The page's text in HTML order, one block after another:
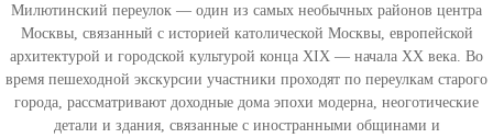
Милютинский переулок — один из самых необычных районов центра
Москвы, связанный с историей католической Москвы, европейской
архитектурой и городской культурой конца XIX — начала XX века. Во
время пешеходной экскурсии участники проходят по переулкам старого
города, рассматривают доходные дома эпохи модерна, неоготические
детали и здания, связанные с иностранными общинами и